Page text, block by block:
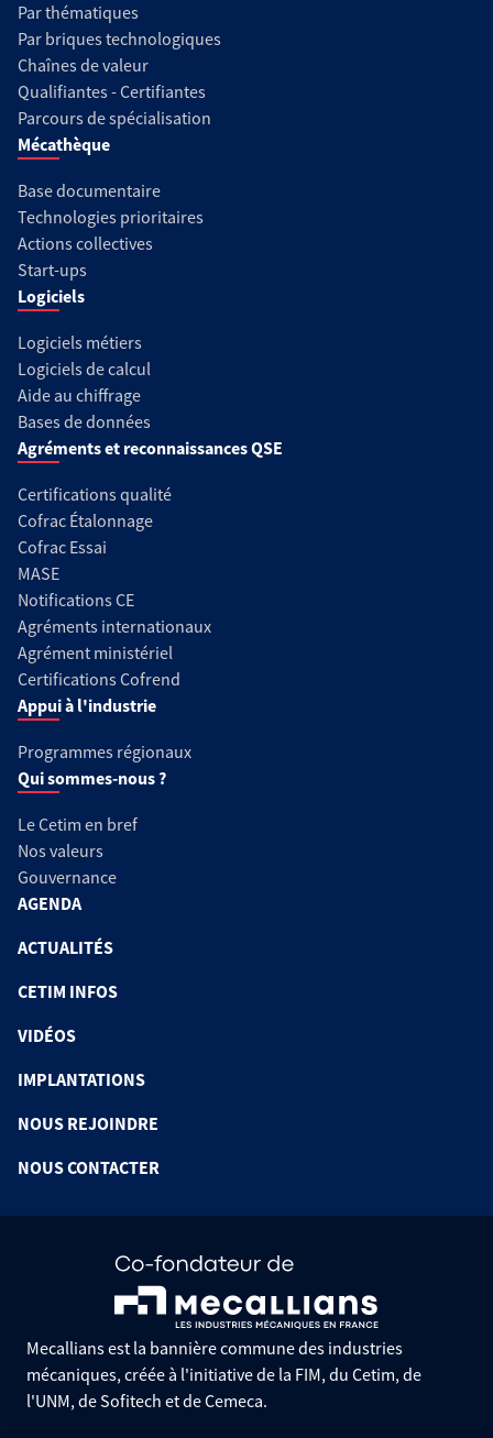
Par thématiques
Par briques technologiques
Chaînes de valeur
Qualifiantes - Certifiantes
Parcours de spécialisation
Mécathèque
Base documentaire
Technologies prioritaires
Actions collectives
Start-ups
Logiciels
Logiciels métiers
Logiciels de calcul
Aide au chiffrage
Bases de données
Agréments et reconnaissances QSE
Certifications qualité
Cofrac Étalonnage
Cofrac Essai
MASE
Notifications CE
Agréments internationaux
Agrément ministériel
Certifications Cofrend
Appui à l'industrie
Programmes régionaux
Qui sommes-nous ?
Le Cetim en bref
Nos valeurs
Gouvernance
AGENDA
ACTUALITÉS
CETIM INFOS
VIDÉOS
IMPLANTATIONS
NOUS REJOINDRE
NOUS CONTACTER
Mecallians est la bannière commune des industries
mécaniques, créée à l'initiative de la FIM, du Cetim, de
l'UNM, de Sofitech et de Cemeca.